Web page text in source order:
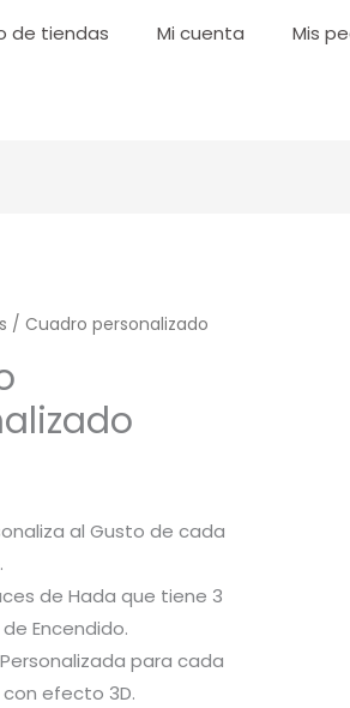
de tiendas Mi cuenta Mis
/ Cuadro personalizado
al Gusto de cada
de Hada que tiene 3
Encendido.
para cada
efecto 3D.